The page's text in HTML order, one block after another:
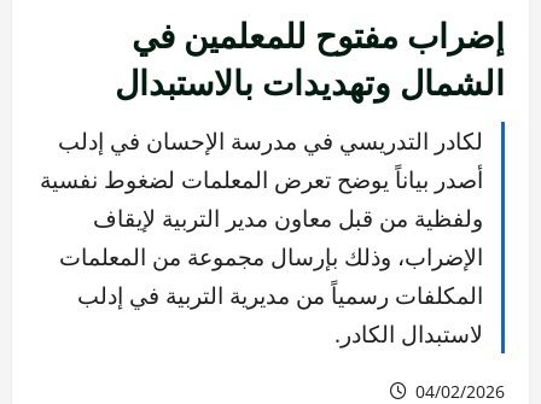
إضراب مفتوح للمعلمين في
الشمال وتهديدات بالاستبدال
لكادر التدريسي في مدرسة الإحسان في إدلب
أصدر بياناً يوضح تعرض المعلمات لضغوط نفسية
ولفظية من قبل معاون مدير التربية لإيقاف
الإضراب، وذلك بإرسال مجموعة من المعلمات
المكلفات رسمياً من مديرية التربية في إدلب
لاستبدال الكادر.
04/02/2026